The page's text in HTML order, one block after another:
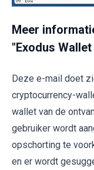
Meer
"Exodus
Deze e-mail doet
cryptocurrency-
wallet van de
gebruiker wordt
opschorting te
en er wordt